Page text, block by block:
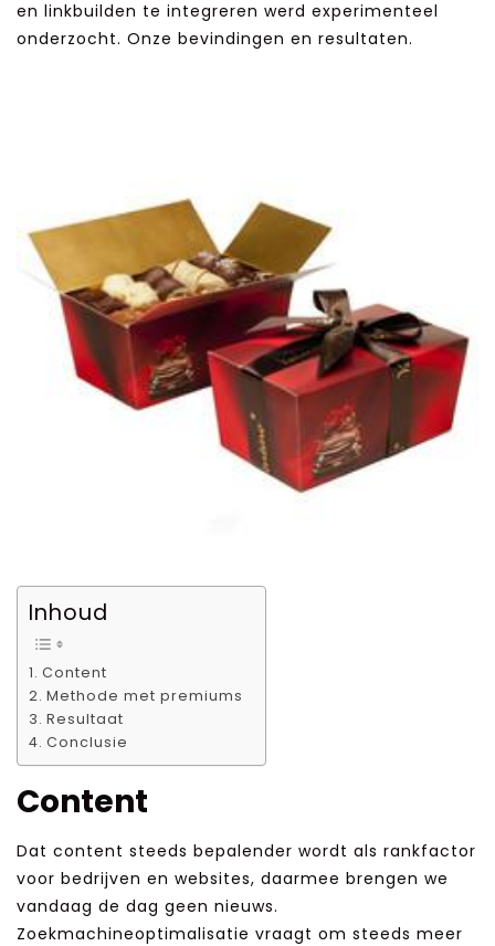
en linkbuilden te integreren werd experimenteel
onderzocht. Onze bevindingen en resultaten.
Inhoud
Content
Methode met premiums
Resultaat
Conclusie
Content
Dat content steeds bepalender wordt als rankfactor
voor bedrijven en websites, daarmee brengen we
vandaag de dag geen nieuws.
Zoekmachineoptimalisatie vraagt om steeds meer